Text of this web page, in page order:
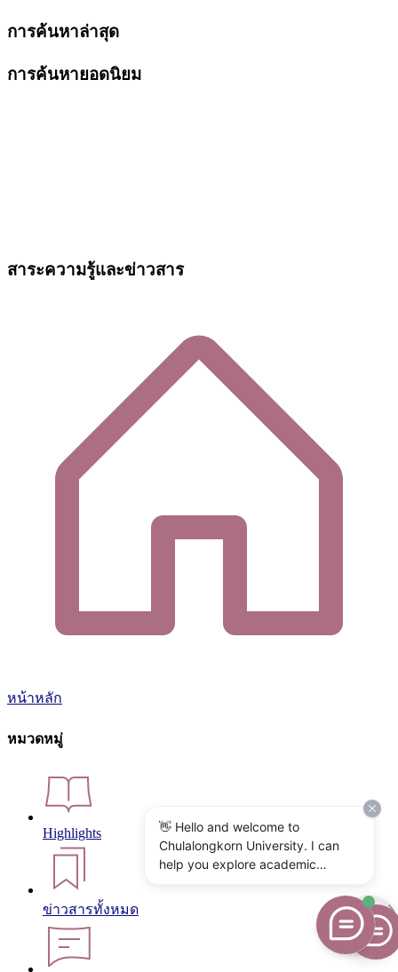
การค้นหาล่าสุด
การค้นหายอดนิยม
สาระความรู้และข่าวสาร
หน้าหลัก
หมวดหมู่
Highlights
ข่าวสารทั้งหมด
👋 Hello and welcome to
Chulalongkorn University. I can
help you explore academic